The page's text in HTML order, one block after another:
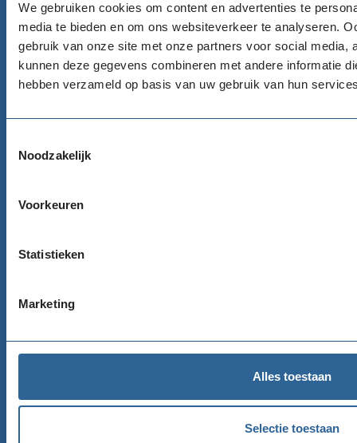
We gebruiken cookies om content en advertenties te
media te bieden en om ons websiteverkeer te analyseren.
gebruik van onze site met onze partners voor social media,
kunnen deze gegevens combineren met andere informatie
hebben verzameld op basis van uw gebruik van hun
Noodzakelijk
Voorkeuren
Statistieken
Marketing
Alles toestaan
Selectie toestaan
020 422 99 77
Email
info@goededoelennederland.nl
Adres
James Wattstraat 100, 5e etage
Route
Bureau Nalatenschappen
020 716 49 00
Email